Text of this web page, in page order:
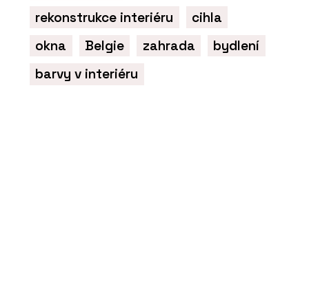
rekonstrukce interiéru
cihla
okna
Belgie zahrada
bydlení
barvy v interiéru